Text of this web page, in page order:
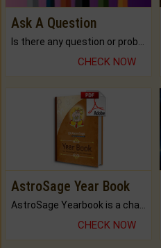
Ask A Question
Is there any question or problem lingering.
CHECK NOW
AstroSage Year Book
AstroSage Yearbook is a channel to fulfill your dreams and destiny.
CHECK NOW